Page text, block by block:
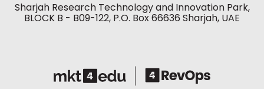
Sharjah Research Technology and Innovation Park,
BLOCK B - B09-122, P.O. Box 66636 Sharjah, UAE